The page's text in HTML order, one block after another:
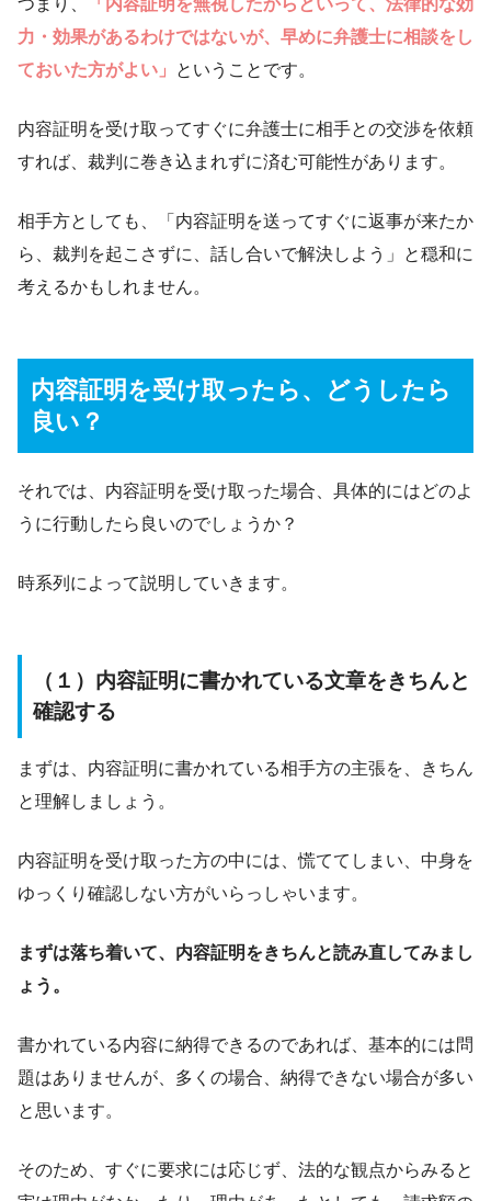
力・効果があるわけではないが、早めに弁護士に相談をし
ておいた方がよい」
ということです。
内容証明を受け取ってすぐに弁護士に相手との交渉を依頼
すれば、裁判に巻き込まれずに済む可能性があります。
相手方としても、「内容証明を送ってすぐに返事が来たか
ら、裁判を起こさずに、話し合いで解決しよう」と穏和に
考えるかもしれません。
内容証明を受け取ったら、どうしたら
良い？
それでは、内容証明を受け取った場合、具体的にはどのよ
うに行動したら良いのでしょうか？
時系列によって説明していきます。
（１）内容証明に書かれている文章をきちんと
確認する
まずは、内容証明に書かれている相手方の主張を、きちん
と理解しましょう。
内容証明を受け取った方の中には、慌ててしまい、中身を
ゆっくり確認しない方がいらっしゃいます。
まずは落ち着いて、内容証明をきちんと読み直してみまし
ょう。
書かれている内容に納得できるのであれば、基本的には問
題はありませんが、多くの場合、納得できない場合が多い
と思います。
そのため、すぐに要求には応じず、法的な観点からみると